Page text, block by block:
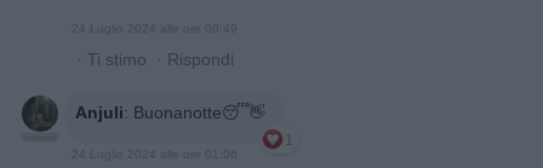
· Ti stimo · Rispondi
Anjuli: Buonanotte😴👋
1